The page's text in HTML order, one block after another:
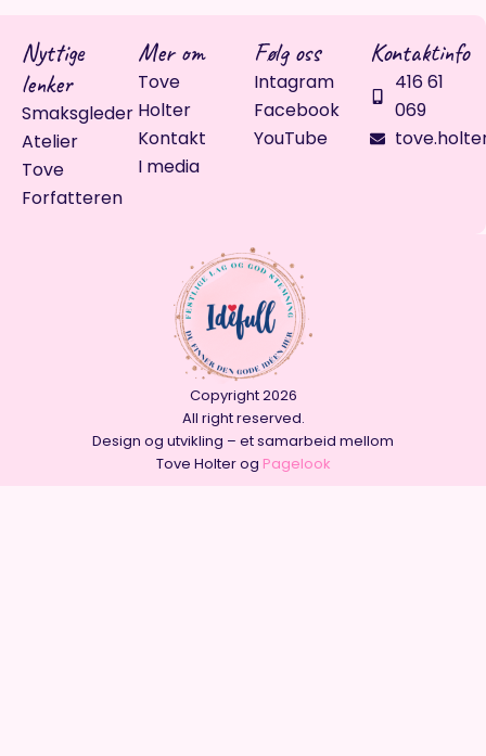
Copyright 2026
All right reserved.
Design og utvikling – et samarbeid mellom
Tove Holter og Pagelook
Nyttige
lenker
Smaksgleder
Atelier
Tove
Forfatteren
Mer om
Tove
Holter
Kontakt
I media
Følg oss
Intagram
Facebook
YouTube
Kontaktinfo
416 61
069